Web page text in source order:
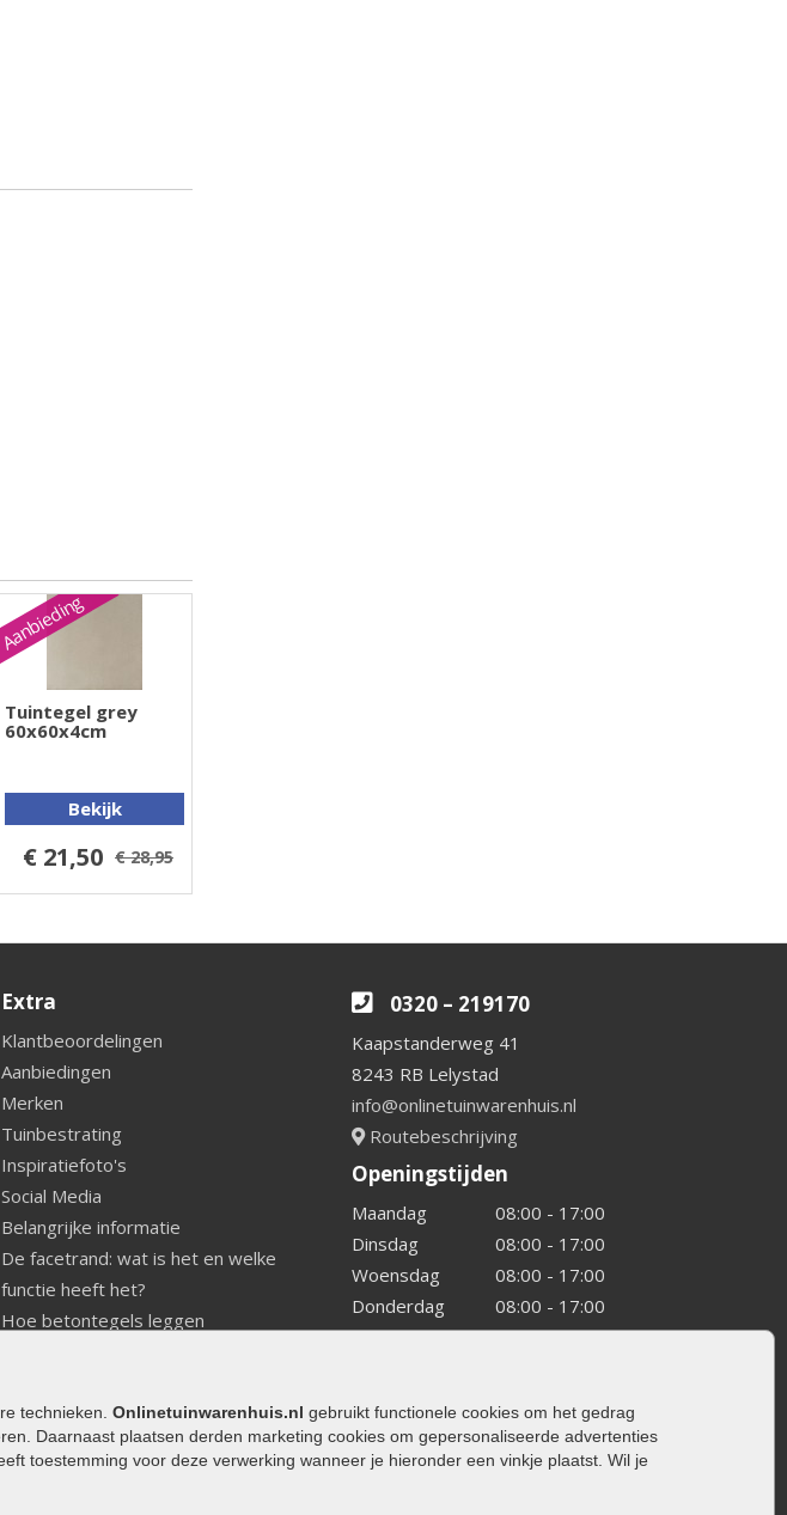
technieken. Onlinetuinwarenhuis.nl gebruikt functionele cookies om het gedrag
Daarnaast plaatsen derden marketing cookies om gepersonaliseerde advertenties
toestemming voor deze verwerking wanneer je hieronder een vinkje plaatst. Wil je
Tuintegel grey
60x60x4cm
Bekijk
€ 21,50 € 28,95
Extra
Klantbeoordelingen
Aanbiedingen
Merken
Tuinbestrating
Inspiratiefoto's
Social Media
Belangrijke informatie
De facetrand: wat is het en welke
functie heeft het?
Hoe betontegels leggen
Welke tuinstijl past bij mij
Strakke tuin inrichten
Legverbanden gebakken bestrating
0320 – 219170
Kaapstanderweg 41
8243 RB Lelystad
info@onlinetuinwarenhuis.nl
Routebeschrijving
Openingstijden
Maandag
08:00 - 17:00
Dinsdag
08:00 - 17:00
Woensdag
08:00 - 17:00
Donderdag
08:00 - 17:00
Vrijdag
08:00 - 17:00